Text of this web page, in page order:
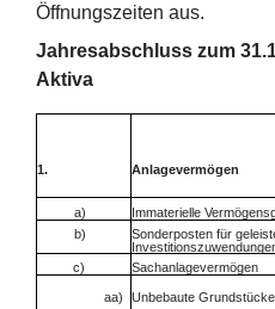
Öffnungszeiten aus.
Jahresabschluss zum
Aktiva
1. Anlagevermögen
a) Immaterielle
b)
Sonderposten für
c) Sachanlagevermögen
aa)
Unbebaute